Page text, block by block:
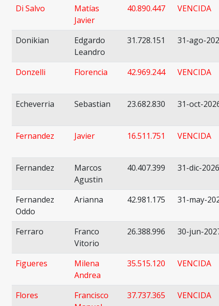
Di Salvo
Matías
Javier
40.890.447 VENCIDA
Donikian
Edgardo
Leandro
31.728.151 31-ago-
Donzelli Florencia 42.969.244 VENCIDA
Echeverria Sebastian 23.682.830 31-oct-
Fernandez Javier 16.511.751 VENCIDA
Fernandez
Marcos
Agustin
40.407.399 31-dic-2026
Fernandez
Oddo
Arianna 42.981.175 31-may-
Ferraro
Franco
Vitorio
26.388.996 30-jun-
Figueres
Milena
Andrea
35.515.120 VENCIDA
Flores
Francisco
37.737.365 VENCIDA